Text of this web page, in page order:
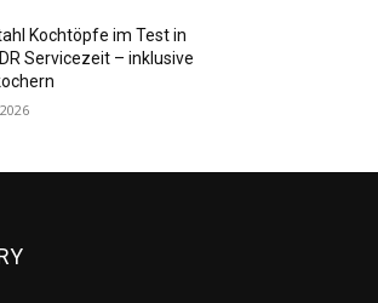
Kochtöpfe im Test in
Servicezeit – inklusive